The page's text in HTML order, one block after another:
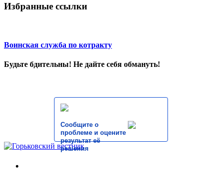
Избранные ссылки
Воинская служба по котракту
Будьте бдительны! Не дайте себя обмануть!
Сообщите о
проблеме и оцените
результат её
решения